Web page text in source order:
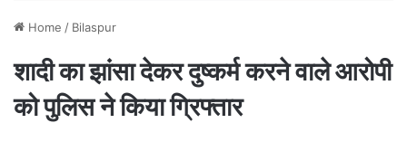
Home / Bilaspur
शादी का झांसा देकर दुष्कर्म करने वाले आरोपी
को पुलिस ने किया ग्रिफ्तार